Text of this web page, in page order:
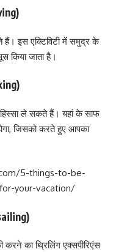
हैं। इस एक्टिविटी में समुद्र के
किया जाता है।
हिस्सा ले सकते हैं। यहां के साफ
जिसको करते हुए आपका
5-things-to-be-
your-vacation/
का थ्रिलिंग एक्सपीरिएंस